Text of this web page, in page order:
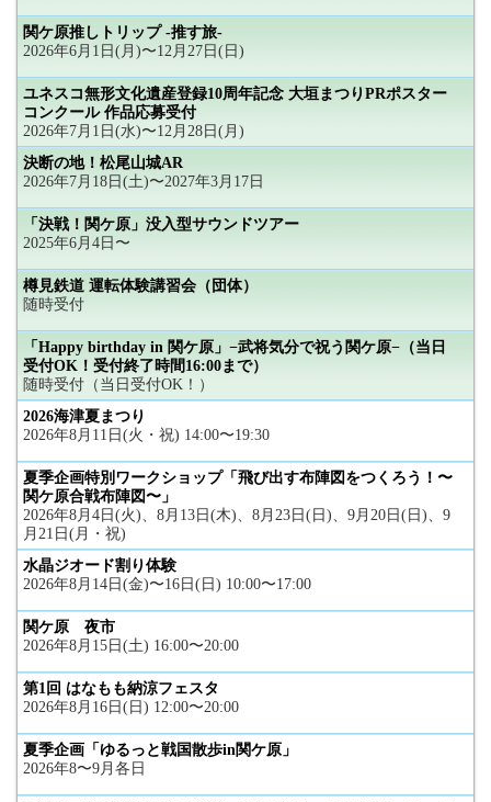
関ケ原推しトリップ -推す旅-
2026年6月1日(月)〜12月27日(日)
ユネスコ無形文化遺産登録10周年記念 大垣まつりPRポスター
コンクール 作品応募受付
2026年7月1日(水)〜12月28日(月)
決断の地！松尾山城AR
2026年7月18日(土)〜2027年3月17日
「決戦！関ケ原」没入型サウンドツアー
2025年6月4日〜
樽見鉄道 運転体験講習会（団体）
随時受付
「Happy birthday in 関ケ原」−武将気分で祝う関ケ原−（当日
受付OK！受付終了時間16:00まで）
随時受付（当日受付OK！）
2026海津夏まつり
2026年8月11日(火・祝) 14:00〜19:30
夏季企画特別ワークショップ「飛び出す布陣図をつくろう！〜
関ケ原合戦布陣図〜」
2026年8月4日(火)、8月13日(木)、8月23日(日)、9月20日(日)、9
月21日(月・祝)
水晶ジオード割り体験
2026年8月14日(金)〜16日(日) 10:00〜17:00
関ケ原 夜市
2026年8月15日(土) 16:00〜20:00
第1回 はなもも納涼フェスタ
2026年8月16日(日) 12:00〜20:00
夏季企画「ゆるっと戦国散歩in関ケ原」
2026年8〜9月各日